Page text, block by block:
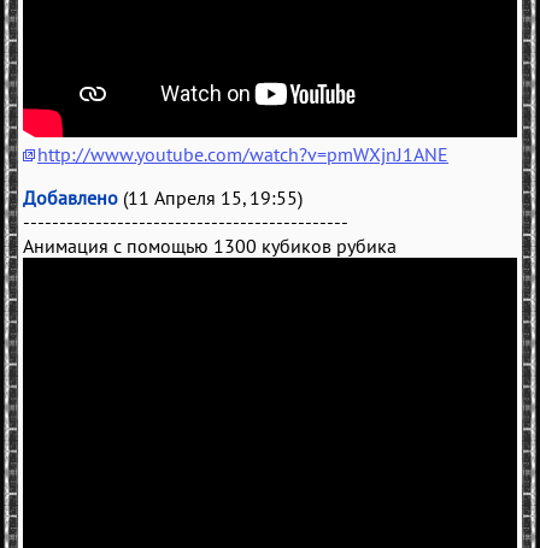
http://www.youtube.com/watch?v=pmWXjnJ1ANE
Добавлено (11 Апреля 15, 19:55)
---------------------------------------------
Анимация с помощью 1300 кубиков рубика